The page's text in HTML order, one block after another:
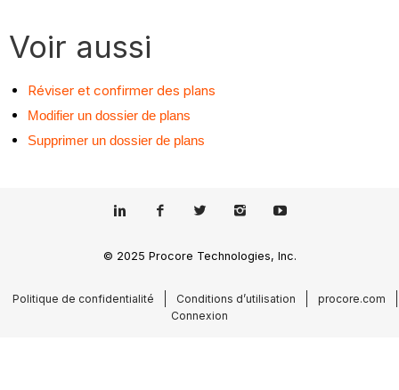
Voir aussi
Réviser et confirmer des plans
Modifier un dossier de plans
Supprimer un dossier de plans
© 2025 Procore Technologies, Inc.
Politique de confidentialité Conditions d’utilisation
procore.com
Connexion